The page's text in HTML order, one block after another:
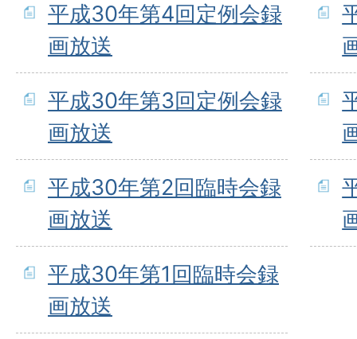
平成30年第4回定例会録
画放送
平成30年第3回定例会録
画放送
平成30年第2回臨時会録
画放送
平成30年第1回臨時会録
画放送